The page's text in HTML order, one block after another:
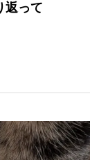
返って